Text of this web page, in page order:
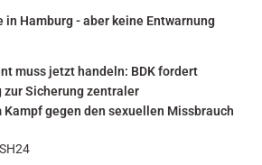
in Hamburg - aber keine Entwarnung
muss jetzt handeln: BDK fordert
Sicherung zentraler
gegen den sexuellen Missbrauch